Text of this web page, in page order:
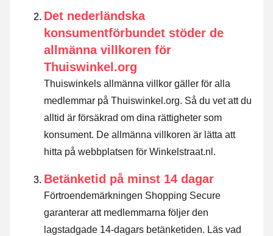
Det nederländska
konsumentförbundet stöder de
allmänna villkoren för
Thuiswinkel.org
Thuiswinkels allmänna villkor gäller för alla
medlemmar på Thuiswinkel.org. Så du vet att du
alltid är försäkrad om dina rättigheter som
konsument. De allmänna villkoren är lätta att
hitta på webbplatsen för Winkelstraat.nl.
Betänketid på minst 14 dagar
Förtroendemärkningen Shopping Secure
garanterar att medlemmarna följer den
lagstadgade 14-dagars betänketiden. Läs vad